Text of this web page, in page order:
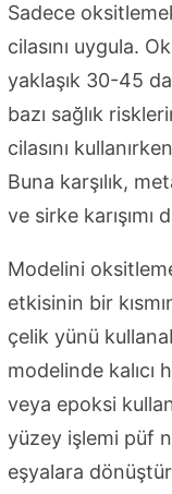
Sadece
cilasını uygula.
yaklaşık 30-45
bazı sağlık
cilasını
Buna karşılık,
ve sirke karışımı
Modelini
etkisinin bir
çelik yünü
modelinde
veya epoksi
yüzey işlemi püf
eşyalara